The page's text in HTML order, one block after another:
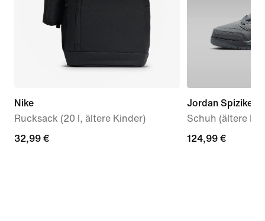
Nike
Rucksack (20 l, ältere Kinder)
32,99 €
32,99 €
Jordan Spizike
Schuh (ältere
124,99 €
124,99 €